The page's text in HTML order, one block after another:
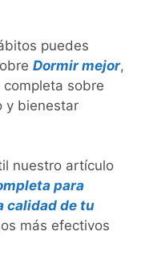
puedes
Dormir mejor,
sobre
y bienestar
nuestro artículo
para
calidad de tu
más efectivos